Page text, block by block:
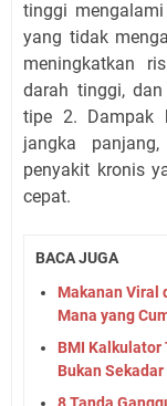
tinggi
yang tidak
meningkatkan
darah tinggi,
tipe 2. Dampak
jangka
penyakit kronis
cepat.
BACA JUGA
Makanan Viral
Mana yang
BMI Kalkulator
Bukan
8 Tanda